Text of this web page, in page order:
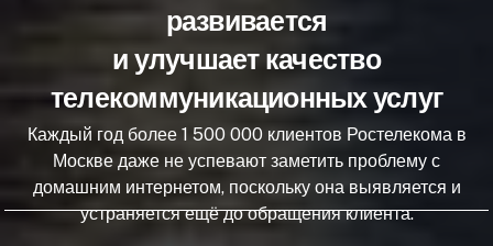
развивается
и улучшает качество
телекоммуникационных услуг
Каждый год более 1 500 000 клиентов Ростелекома в
Москве даже не успевают заметить проблему с
домашним интернетом, поскольку она выявляется и
устраняется ещё до обращения клиента.